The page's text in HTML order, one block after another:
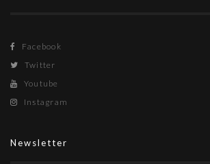
Facebook
Twitter
Youtube
Instagram
Newsletter